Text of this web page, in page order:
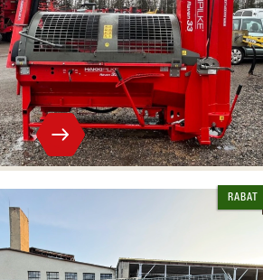
Maks. średnica
33 cm
259 000 CZKbez VAT
RABAT
+ stół HakkiFeed 472